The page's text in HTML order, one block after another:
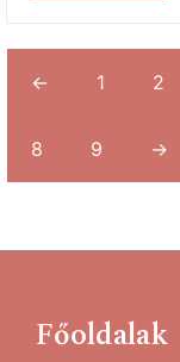
← 1 2
8 9 →
Főoldalak